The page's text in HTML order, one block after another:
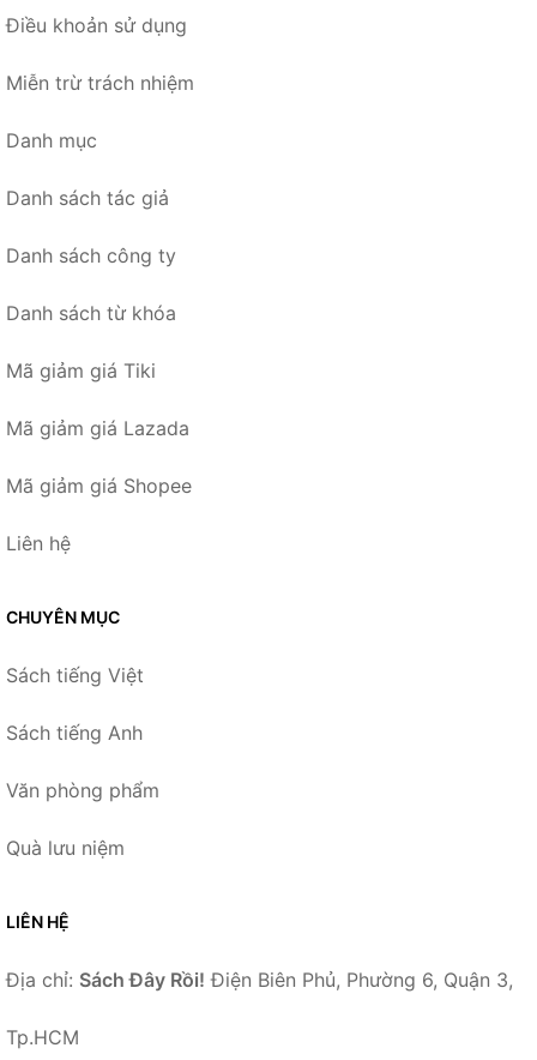
Điều khoản sử dụng
Miễn trừ trách nhiệm
Danh mục
Danh sách tác giả
Danh sách công ty
Danh sách từ khóa
Mã giảm giá Tiki
Mã giảm giá Lazada
Mã giảm giá Shopee
Liên hệ
CHUYÊN MỤC
Sách tiếng Việt
Sách tiếng Anh
Văn phòng phẩm
Quà lưu niệm
LIÊN HỆ
Địa chỉ: Sách Đây Rồi! Điện Biên Phủ, Phường 6, Quận 3,
Tp.HCM